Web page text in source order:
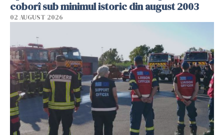
coborî sub minimul istoric din august 2003
02 AUGUST 2026